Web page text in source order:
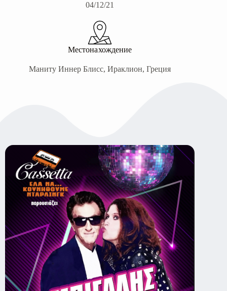
04/12/21
Местонахождение
Маниту Иннер Блисс, Ираклион, Греция